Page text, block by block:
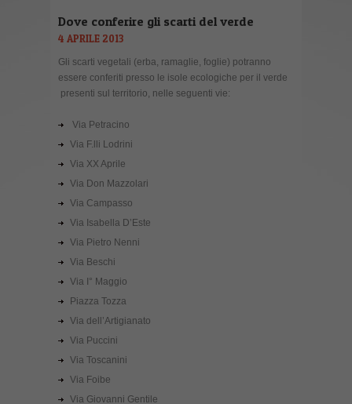
Dove conferire gli scarti del verde
4 APRILE 2013
Gli scarti vegetali (erba, ramaglie, foglie) potranno
essere conferiti presso le isole ecologiche per il verde
presenti sul territorio, nelle seguenti vie:
Via Petracino
Via F.lli Lodrini
Via XX Aprile
Via Don Mazzolari
Via Campasso
Via Isabella D’Este
Via Pietro Nenni
Via Beschi
Via I° Maggio
Piazza Tozza
Via dell’Artigianato
Via Puccini
Via Toscanini
Via Foibe
Via Giovanni Gentile